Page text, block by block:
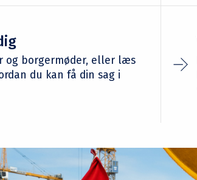
og borgermøder, eller læs
du kan få din sag i